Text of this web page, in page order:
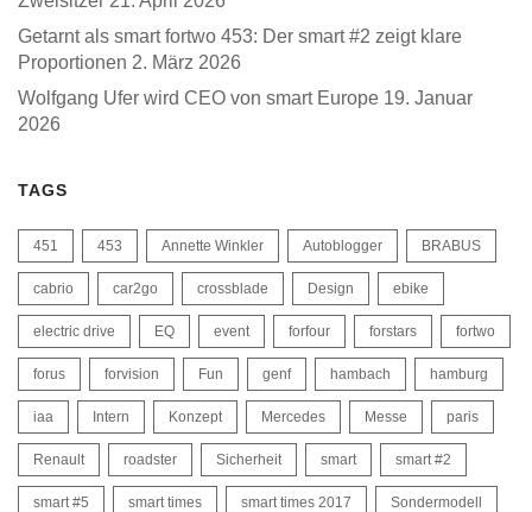
Getarnt als smart fortwo 453: Der smart #2 zeigt klare
Proportionen 2. März 2026
Wolfgang Ufer wird CEO von smart Europe 19. Januar
2026
TAGS
451 453 Annette Winkler Autoblogger BRABUS
cabrio car2go crossblade Design ebike
electric drive EQ event forfour forstars fortwo
forus forvision Fun genf hambach hamburg
iaa Intern Konzept Mercedes Messe paris
Renault roadster Sicherheit smart smart #2
smart #5 smart times smart times 2017 Sondermodell